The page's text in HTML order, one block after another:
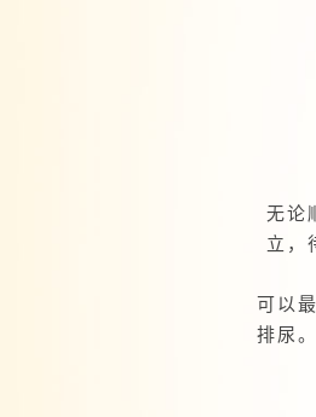
无论
立，
可以
排尿。